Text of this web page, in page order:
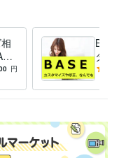
等のWebサイト制作
グ
WordPress
ジタルマーケティング
インスタグラム
マーケティング
商
円
タマ
トシ